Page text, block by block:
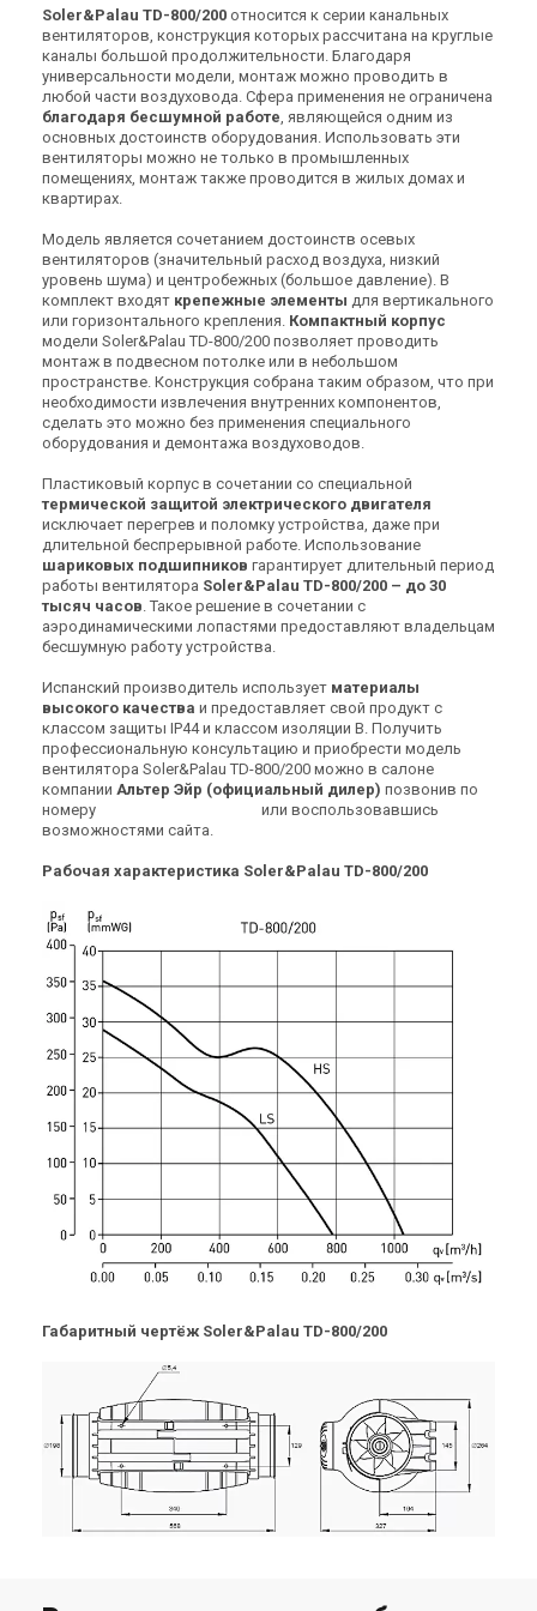
Под заказ
Канальный вентилятор
Soler&Palau TD-500/160
Цена по запросу
Купить
Канальный вентилятор
Цена по запросу
Купить
В наличии
Канальный вентилятор
Soler&Palau TD-350/125
Цена
14 911 грн
Купить
Оставить отзыв
Канальный вентилятор
Soler&Palau TD-250/100
Цена
11 712 грн
Купить
В наличии (2)
Испания
Канальный вентилятор
Цена
Купить
Испания
Цена
Купить
В наличии
Испания
Soler&Palau TD-500/160 3V
Цена
Купить
Испания
Канальный вентилятор
Soler&Palau TD-800/200 3V
Цена
20 423 грн
Купить
Испания
Канальный вентилятор
Soler&Palau TD-1000/250 3V
Испания
Канальный вентилятор
Soler&Palau TD-1300/250 3V
Soler&Palau TD-800/200 относится к серии канальных
вентиляторов, конструкция которых рассчитана на круглые
каналы большой продолжительности. Благодаря
универсальности модели, монтаж можно проводить в
любой части воздуховода. Сфера применения не ограничена
благодаря бесшумной работе, являющейся одним из
основных достоинств оборудования. Использовать эти
вентиляторы можно не только в промышленных
помещениях, монтаж также проводится в жилых домах и
квартирах.
Модель является сочетанием достоинств осевых
вентиляторов (значительный расход воздуха, низкий
уровень шума) и центробежных (большое давление). В
комплект входят крепежные элементы для вертикального
или горизонтального крепления. Компактный корпус
модели Soler&Palau TD-800/200 позволяет проводить
монтаж в подвесном потолке или в небольшом
пространстве. Конструкция собрана таким образом, что при
необходимости извлечения внутренних компонентов,
сделать это можно без применения специального
оборудования и демонтажа воздуховодов.
Пластиковый корпус в сочетании со специальной
термической защитой электрического двигателя
исключает перегрев и поломку устройства, даже при
длительной беспрерывной работе. Использование
шариковых подшипников гарантирует длительный период
работы вентилятора Soler&Palau TD-800/200 – до 30
тысяч часов. Такое решение в сочетании с
аэродинамическими лопастями предоставляют владельцам
бесшумную работу устройства.
Испанский производитель использует материалы
высокого качества и предоставляет свой продукт с
классом защиты IP44 и классом изоляции B. Получить
профессиональную консультацию и приобрести модель
вентилятора Soler&Palau TD-800/200 можно в салоне
компании Альтер Эйр (официальный дилер) позвонив по
номеру
или воспользовавшись
возможностями сайта.
Рабочая характеристика Soler&Palau TD-800/200
Габаритный чертёж Soler&Palau TD-800/200